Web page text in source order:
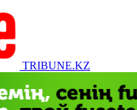
TRIBUNE.KZ